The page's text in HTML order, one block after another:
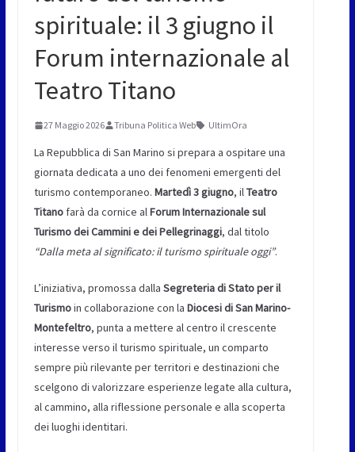
spirituale: il 3 giugno il
Forum internazionale al
Teatro Titano
27 Maggio 2026 Tribuna Politica Web UltimOra
La Repubblica di San Marino si prepara a ospitare una
giornata dedicata a uno dei fenomeni emergenti del
turismo contemporaneo. Martedì 3 giugno, ilTeatro
Titanofarà da cornice alForum Internazionale sul
Turismo dei Cammini e dei Pellegrinaggi, dal titolo
“Dalla meta al significato: il turismo spirituale oggi”.
L’iniziativa, promossa dalla Segreteria di Stato per il
Turismoin collaborazione con la Diocesi di San Marino-
Montefeltro, punta a mettere al centro il crescente
interesse verso il turismo spirituale, un comparto
sempre più rilevante per territori e destinazioni che
scelgono di valorizzare esperienze legate alla cultura,
al cammino, alla riflessione personale e alla scoperta
dei luoghi identitari.